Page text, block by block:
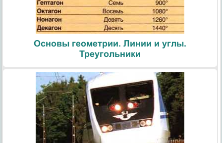
Основы геометрии. Линии и углы.
Треугольники